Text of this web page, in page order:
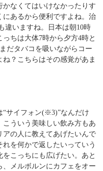
なくてはいけなかったりす
あるから便利ですよね。治
違いますね。日本は朝 10時
っちは大体7時から夕方4時と
だタバコを吸いながらコー
？こちらはその感覚があま
“サイフォン(※3)”なんだけ
ういう美味しい飲み方もあ
の人に教えてあげたいんで
を何かで返したいっていう
こっちにも広げたい。あと
メルボルンにカフェをオー